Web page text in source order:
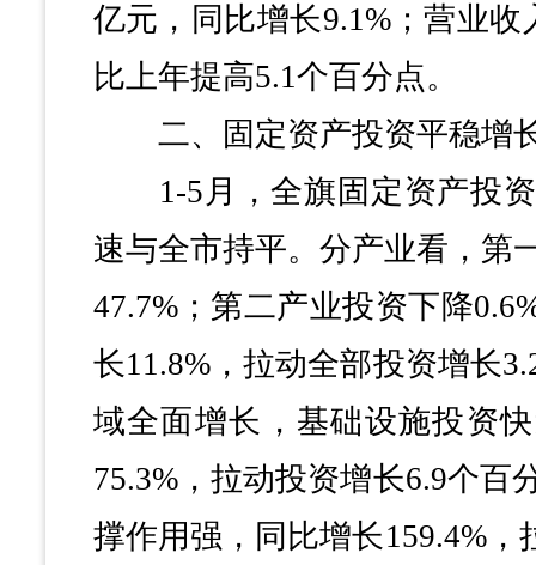
亿元，同比增长9.1%；营业收
比上年提高5.1个百分点。
二、固定资产投资平稳增
1-5月，全旗固定资产投资
速与全市持平。分产业看，第
47.7%；第二产业投资下降
长11.8%，拉动全部投资增长
域全面增长，基础设施投资
75.3%，拉动投资增长6.9个百
撑作用强，同比增长159.4%，